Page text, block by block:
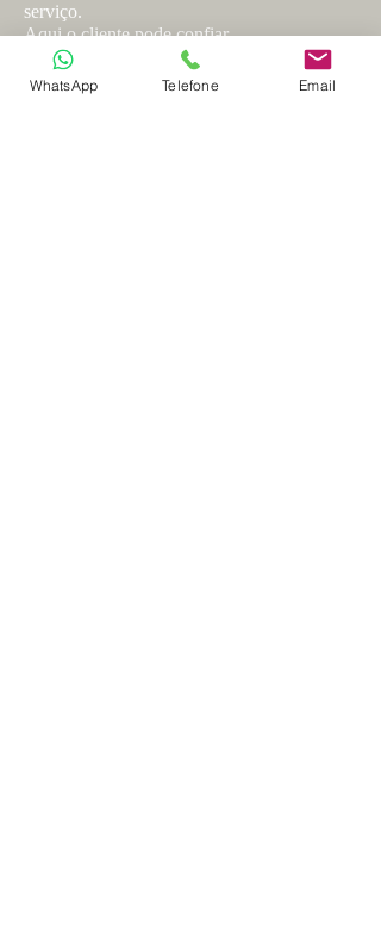
serviço.
Aqui o cliente pode confiar.
WhatsApp Telefone Email